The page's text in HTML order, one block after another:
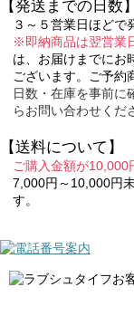
【発送までの日数】
３～５営業日ほどで
※即納商品は翌営業
は、お届けまでにお
ございます。ご予約
日数・在庫を事前に
らお問い合わせくだ
【送料について】
ご購入金額が10,000
7,000円～10,000円
す。